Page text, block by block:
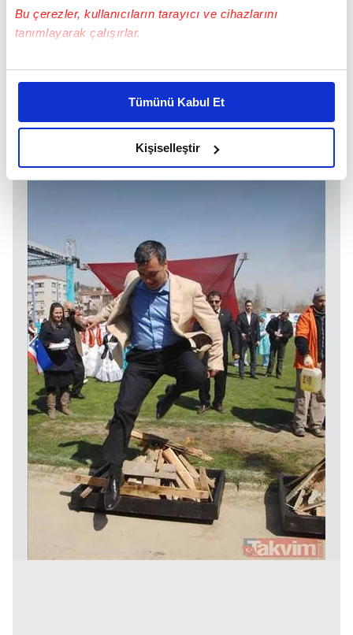
Bu çerezler, kullanıcıların tarayıcı ve cihazlarını
tanımlayarak çalışırlar.
Bu çerezlere izin vermeniz halinde sizlere özel
daha iyi reklam deneyimi yaşatabiliriz. Bunu yaparken
amacımızın size daha iyi bir reklam deneyimi sunmak
olduğunu ve sizlere en iyi içerikleri sunabilmek adına
elimizden gelen çabayı gösterdiğimizi ve bu noktada,
reklamların maliyetlerimizi karşılamak noktasında tek gelir
Her halükârda, kullanıcılar, bu çerezlere izin vermedikleri
takdirde, kullanıcılara hedefli reklamlar
gösterilmeyecektir."
Sizlere daha iyi bir hizmet sunabilmek için İnternet
Sitemizde kendimize ve üçüncü kişilere ait çerezler
kullanılmaktadır. Bu çerezler vasıtasıyla çeşitli kişisel
verileriniz işlenmekte olup gerekli olan çerezler bilgi
toplumu hizmetlerinin sunulması amacıyla
kullanılmaktadır. Diğer çerezler, sitemizin daha işlevsel
kılınması ve kişiselleştirilmesi ve sizlere yönelik
reklam/pazarlama faaliyetlerinin yapılması, amaçlarıyla
sınırlı olarak açık rızanız dahilinde kullanılacaktır.
Çerezlere ilişkin tercihlerinizi aşağıda yer alan panel
vasıtasıyla belirleyebilirsiniz. Çerezlere ilişkin detaylı bilgi
Çerez Bilgilendirme
Metnimiziziyaret edebilirsiniz.
Tümünü Kabul Et
Kişiselleştir